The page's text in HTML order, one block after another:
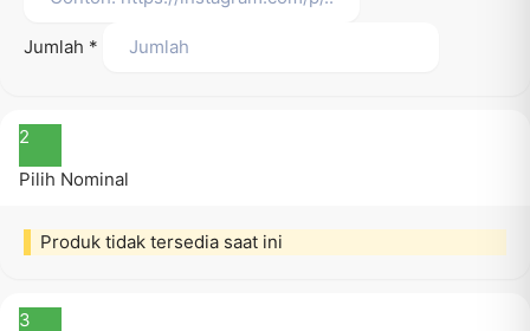
Jumlah *
2
Pilih Nominal
Produk tidak tersedia saat ini
3